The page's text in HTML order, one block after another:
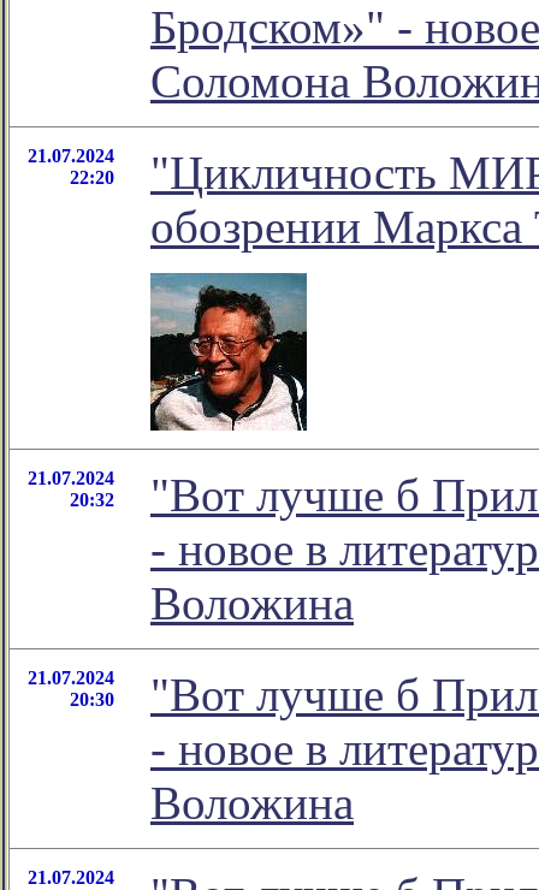
Бродском»" -
Соломона
21.07.2024
22:20
"Цикличность
обозрении Маркса
21.07.2024
20:32
"Вот лучше б
- новое в
Воложина
21.07.2024
20:30
"Вот лучше б
- новое в
Воложина
21.07.2024